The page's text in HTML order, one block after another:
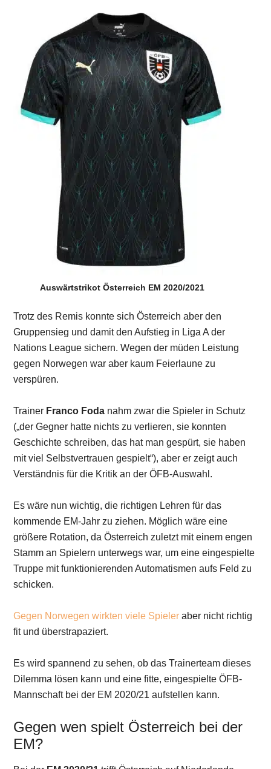
Auswärtstrikot Österreich EM 2020/2021
Trotz des Remis konnte sich Österreich aber den
Gruppensieg und damit den Aufstieg in Liga A der
Nations League sichern. Wegen der müden Leistung
gegen Norwegen war aber kaum Feierlaune zu
verspüren.
Trainer Franco Foda nahm zwar die Spieler in Schutz
(„der Gegner hatte nichts zu verlieren, sie konnten
Geschichte schreiben, das hat man gespürt, sie haben
mit viel Selbstvertrauen gespielt“), aber er zeigt auch
Verständnis für die Kritik an der ÖFB-Auswahl.
Es wäre nun wichtig, die richtigen Lehren für das
kommende EM-Jahr zu ziehen. Möglich wäre eine
größere Rotation, da Österreich zuletzt mit einem engen
Stamm an Spielern unterwegs war, um eine eingespielte
Truppe mit funktionierenden Automatismen aufs Feld zu
schicken.
Gegen Norwegen wirkten viele Spieler aber nicht richtig
fit und überstrapaziert.
Es wird spannend zu sehen, ob das Trainerteam dieses
Dilemma lösen kann und eine fitte, eingespielte ÖFB-
Mannschaft bei der EM 2020/21 aufstellen kann.
Gegen wen spielt Österreich bei der
EM?